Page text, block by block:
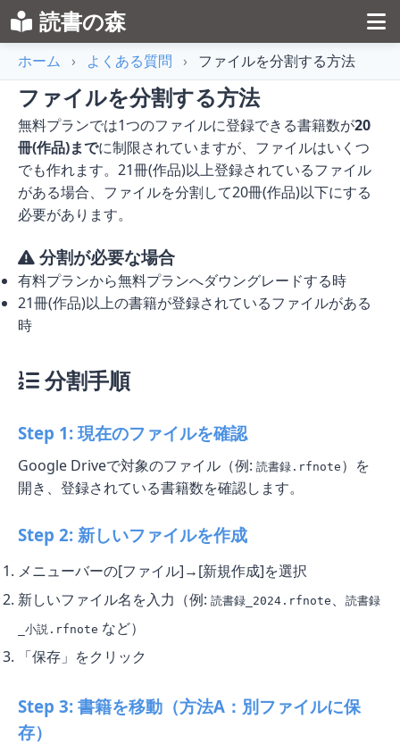
読書の森
ホーム › よくある質問 › ファイルを分割する方法
ファイルを分割する方法
無料プランでは1つのファイルに登録できる書籍数が20
冊(作品)までに制限されていますが、ファイルはいくつ
でも作れます。21冊(作品)以上登録されているファイル
がある場合、ファイルを分割して20冊(作品)以下にする
必要があります。
分割が必要な場合
有料プランから無料プランへダウングレードする時
21冊(作品)以上の書籍が登録されているファイルがある
時
分割手順
Step 1: 現在のファイルを確認
Google Driveで対象のファイル（例: 読書録.rfnote ）を
開き、登録されている書籍数を確認します。
Step 2: 新しいファイルを作成
メニューバーの[ファイル]→[新規作成]を選択
新しいファイル名を入力（例: 読書録_2024.rfnote 、 読書録
_小説.rfnote など）
「保存」をクリック
Step 3: 書籍を移動（方法A：別ファイルに保
存）